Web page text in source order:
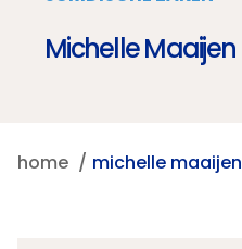
Michelle Maaijen
home michelle maaijen